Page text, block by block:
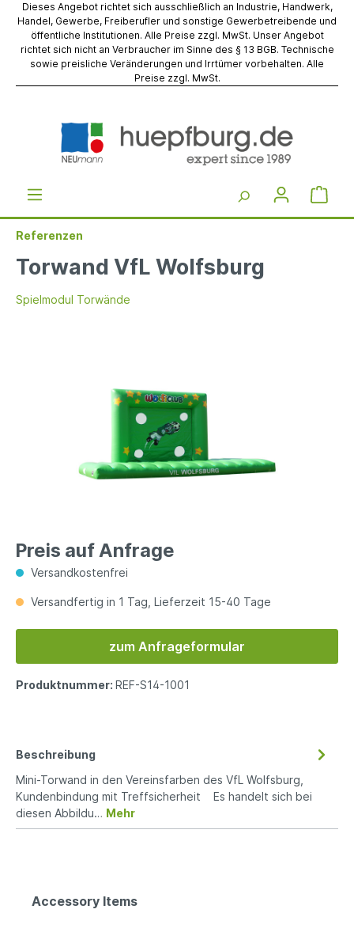
Dieses Angebot richtet sich ausschließlich an Industrie, Handwerk,
Handel, Gewerbe, Freiberufler und sonstige Gewerbetreibende und
öffentliche Institutionen. Alle Preise zzgl. MwSt. Unser Angebot
richtet sich nicht an Verbraucher im Sinne des § 13 BGB. Technische
sowie preisliche Veränderungen und Irrtümer vorbehalten. Alle
Preise zzgl. MwSt.
Referenzen
Torwand VfL Wolfsburg
Spielmodul Torwände
Preis auf Anfrage
Versandkostenfrei
Versandfertig in 1 Tag, Lieferzeit 15-40 Tage
zum Anfrageformular
Produktnummer: REF-S14-1001
Beschreibung
Mini-Torwand in den Vereinsfarben des VfL Wolfsburg,
Kundenbindung mit Treffsicherheit Es handelt sich bei
diesen Abbildu… Mehr
Accessory Items